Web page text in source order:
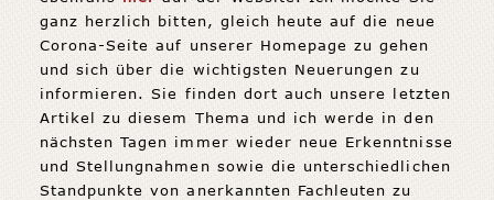
ganz herzlich bitten, gleich heute auf die neue
Corona-Seite auf unserer Homepage zu gehen
und sich über die wichtigsten Neuerungen zu
informieren. Sie finden dort auch unsere letzten
Artikel zu diesem Thema und ich werde in den
nächsten Tagen immer wieder neue Erkenntnisse
und Stellungnahmen sowie die unterschiedlichen
Standpunkte von anerkannten Fachleuten zu